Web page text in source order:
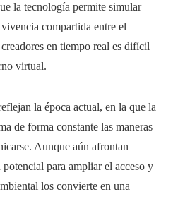
la tecnología permite simular
compartida entre el
en tiempo real es difícil
virtual.
la época actual, en la que la
de forma constante las maneras
Aunque aún afrontan
potencial para ampliar el acceso y
los convierte en una